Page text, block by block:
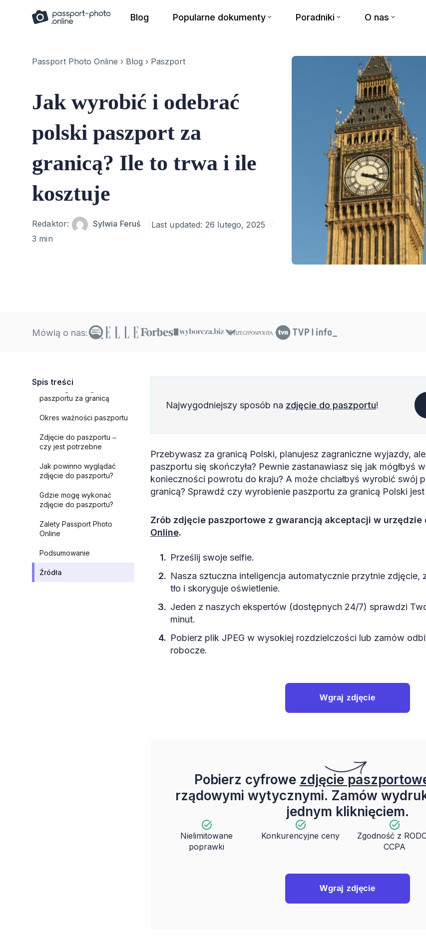
Blog Popularne dokumenty Poradniki O nas
Passport Photo Online › Blog › Paszport
Jak wyrobić i odebrać
polski paszport za
granicą? Ile to trwa i ile
kosztuje
Author
Redaktor: Sylwia Feruś Last updated: 26 lutego, 2025
3 min
Mówią o nas:
Spis treści
paszportu za granicą?
paszportu za granicą
Okres ważności paszportu
Zdjęcie do paszportu ‒
czy jest potrzebne
Jak powinno wyglądać
zdjęcie do paszportu?
Gdzie mogę wykonać
zdjęcie do paszportu?
Zalety Passport Photo
Online
Podsumowanie
Źródła
Najwygodniejszy sposób na zdjęcie do paszportu!
Przebywasz za granicą Polski, planujesz zagraniczne wyjazdy,
paszportu się skończyła? Pewnie zastanawiasz się jak mógłbyś
konieczności powrotu do kraju? A może chciałbyś wyrobić swój
granicą? Sprawdź czy wyrobienie paszportu za granicą Polski
Zrób zdjęcie paszportowe z gwarancją akceptacji w urzędzie
Online.
Prześlij swoje selfie.
Nasza sztuczna inteligencja automatycznie przytnie zdjęcie,
tło i skoryguje oświetlenie.
Jeden z naszych ekspertów (dostępnych 24/7) sprawdzi
minut.
Pobierz plik JPEG w wysokiej rozdzielczości lub zamów
robocze.
Wgraj zdjęcie
Pobierz cyfrowe zdjęcie
rządowymi wytycznymi. Zamów
jednym kliknięciem.
Nielimitowane
poprawki
Konkurencyjne ceny
Zgodność z
CCPA
Wgraj zdjęcie